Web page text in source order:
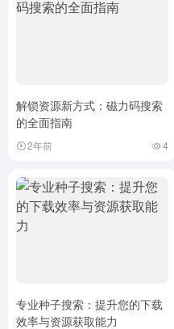
解锁资源新方式：磁力码搜索
的全面指南
2年前 4
专业种子搜索：提升您的下载
效率与资源获取能力